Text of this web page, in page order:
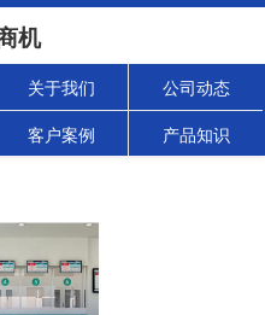
机
关于我们 公司动态
客户案例 产品知识